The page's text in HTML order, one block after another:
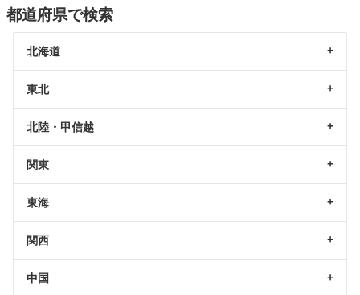
都道府県で検索
北海道
東北
北陸・甲信越
関東
東海
関西
中国